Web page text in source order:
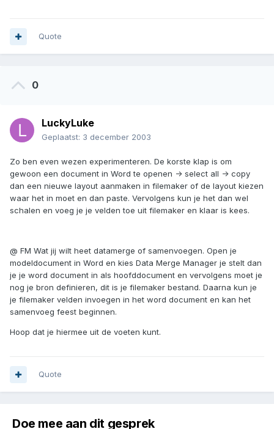
Quote
0
LuckyLuke
Geplaatst: 3 december 2003
Zo ben even wezen experimenteren. De korste klap is om
gewoon een document in Word te openen -> select all -> copy
dan een nieuwe layout aanmaken in filemaker of de layout kiezen
waar het in moet en dan paste. Vervolgens kun je het dan wel
schalen en voeg je je velden toe uit filemaker en klaar is kees.
@ FM Wat jij wilt heet datamerge of samenvoegen. Open je
modeldocument in Word en kies Data Merge Manager je stelt dan
je je word document in als hoofddocument en vervolgens moet je
nog je bron definieren, dit is je filemaker bestand. Daarna kun je
je filemaker velden invoegen in het word document en kan het
samenvoeg feest beginnen.
Hoop dat je hiermee uit de voeten kunt.
Quote
Doe mee aan dit gesprek